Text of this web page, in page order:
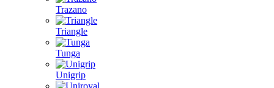
Trazano
Triangle
Tunga
Unigrip